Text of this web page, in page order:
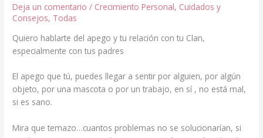
Deja un comentario / Crecimiento Personal, Cuidados y
Consejos, Todas
Quiero hablarte del apego y tu relación con tu Clan,
especialmente con tus padres
El apego que tú, puedes llegar a sentir por alguien, por algún
objeto, por una mascota o por un trabajo, en sí , no está mal,
si es sano.
Mira que temazo…cuantos problemas no se solucionarían, si